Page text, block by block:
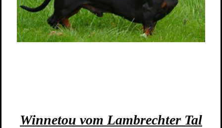
Winnetou vom Lambrechter Tal